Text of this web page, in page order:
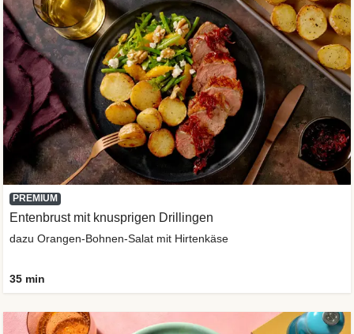
PREMIUM
Entenbrust mit knusprigen Drillingen
dazu Orangen-Bohnen-Salat mit Hirtenkäse
35 min